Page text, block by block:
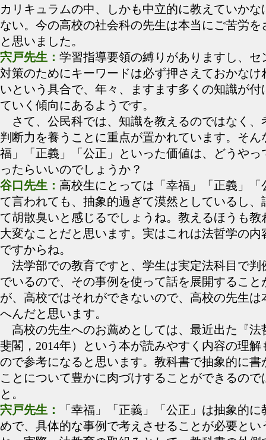
カリキュラムの中、しかも中立的に教えていかな
ない。今の高校の社会科の先生は本当にご苦労を
と思いました。
宍戸先生： 学習指導要領の縛りがありますし、セ
対策のためにキーワードは必ず押さえておかなけ
いという具合で、年々、ますます多くの知識が付
ていく傾向にあるようです。
さて、公民科では、知識を教えるのではなく、
判断力を養うことに重点が置かれています。そん
福」「正義」「公正」といった価値は、どうやっ
ったらいいのでしょうか？
谷口先生： 高校生にとっては「幸福」「正義」「
て言われても、抽象的過ぎて漠然としているし、
て胡散臭いと感じるでしょうね。教えるほうも教
大変なことだと思います。実はこれは法哲学の内
ですからね。
法学部での教育ですと、学生は実定法科目で判
でいるので、その事例を使って話を展開すること
が、高校ではそれができないので、高校の先生は
へんだと思います。
高校の先生へのお薦めとしては、最近出た『法
斐閣，2014年）という本が読みやすく内容の理解
ので参考になると思います。教科書で抽象的に書
ことについて豊かに肉づけすることができるので
と。
宍戸先生：
「幸福」「正義」「公正」は抽象的
めで、具体的な事例で考えさせることが必要とい